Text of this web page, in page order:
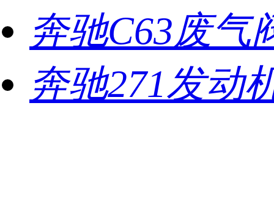
奔驰C63废气
奔驰271发动